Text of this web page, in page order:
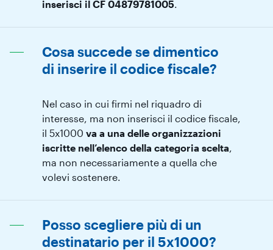
inserisci il CF 04879781005.
Cosa succede se dimentico
di inserire il codice fiscale?
Nel caso in cui firmi nel riquadro di
interesse, ma non inserisci il codice fiscale,
il 5x1000 va a una delle organizzazioni
iscritte nell’elenco della categoria scelta
ma non necessariamente a quella che
volevi sostenere.
Posso scegliere più di un
destinatario per il 5x1000?